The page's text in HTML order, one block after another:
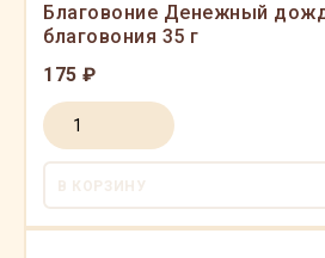
Благовоние Денежный
благовония 35 г
175 ₽
В КОРЗИНУ